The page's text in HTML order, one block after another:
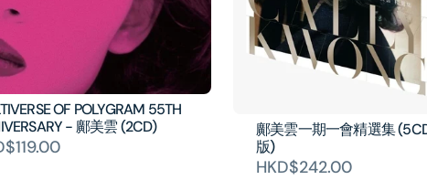
OF POLYGRAM 55TH
- 鄺美雲 (2CD)
鄺美雲一期一會精選集
版)
HKD$242.00